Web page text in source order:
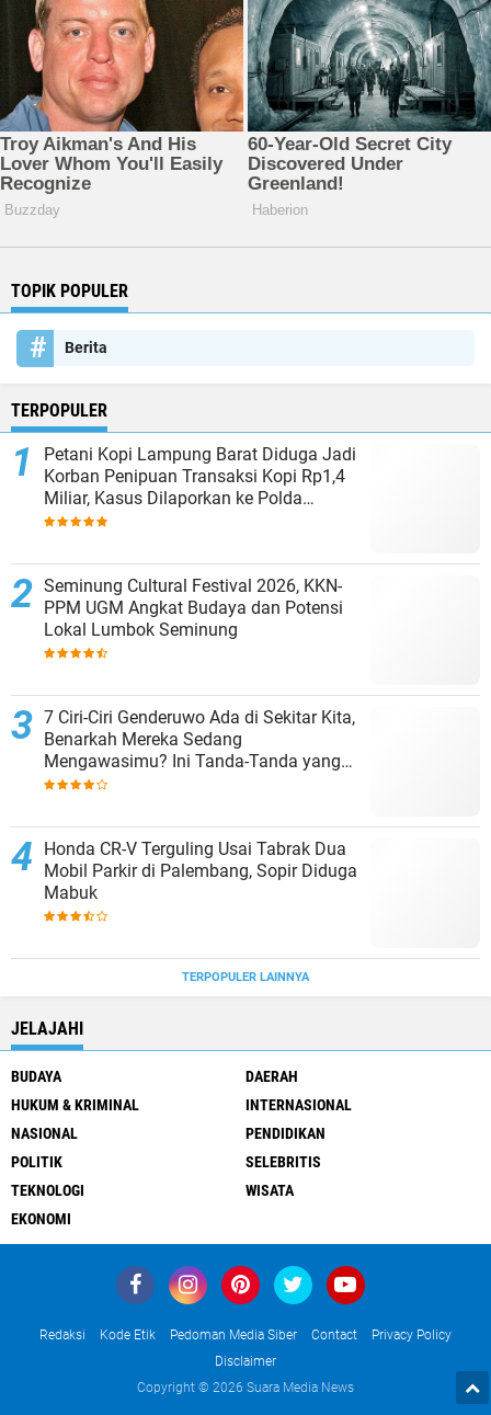
TOPIK POPULER
Berita
TERPOPULER
Petani Kopi Lampung Barat Diduga Jadi
Korban Penipuan Transaksi Kopi Rp1,4
Miliar, Kasus Dilaporkan ke Polda
Lampung
Seminung Cultural Festival 2026, KKN-
PPM UGM Angkat Budaya dan Potensi
Lokal Lumbok Seminung
7 Ciri-Ciri Genderuwo Ada di Sekitar Kita,
Benarkah Mereka Sedang
Mengawasimu? Ini Tanda-Tanda yang
Sering Diabaikan
Honda CR-V Terguling Usai Tabrak Dua
Mobil Parkir di Palembang, Sopir Diduga
Mabuk
TERPOPULER LAINNYA
JELAJAHI
BUDAYA
DAERAH
HUKUM & KRIMINAL
INTERNASIONAL
NASIONAL
PENDIDIKAN
POLITIK
SELEBRITIS
TEKNOLOGI
WISATA
EKONOMI
Redaksi Kode Etik Pedoman Media Siber Contact
Privacy Policy
Disclaimer
Copyright © 2026 Suara Media News